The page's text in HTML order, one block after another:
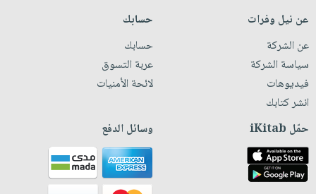
عن نيل وفرات
عن الشركة
سياسة الشركة
فيديوهات
انشر كتابك
حسابك
حسابك
عربة التسوق
لائحة الأمنيات
حمّل iKitab وسائل الدفع